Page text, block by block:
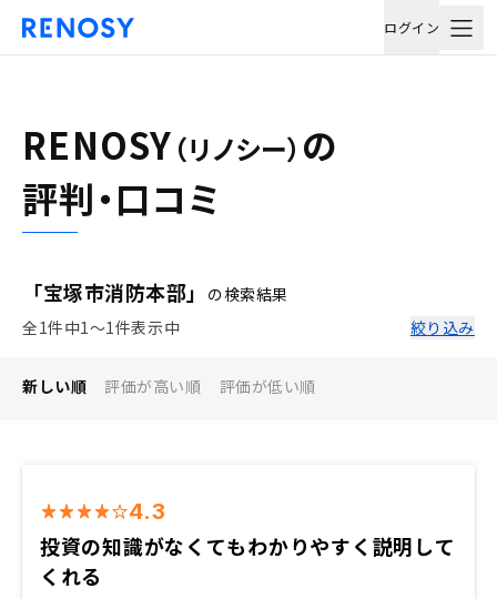
ログイン
RENOSY （リノシー） の
評判・口コミ
「宝塚市消防本部」
の検索結果
全1件中1〜1件表示中
絞り込み
新しい順 評価が高い順 評価が低い順
4.3
投資の知識がなくてもわかりやすく説明して
くれる